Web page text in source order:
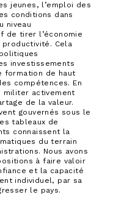
jeunes, l’emploi des
conditions dans
niveau
de tirer l’économie
Cela
investissements
formation de haut
compétences. En
militer activement
de la valeur.
gouvernés sous le
tableaux de
connaissent la
du terrain
Nous avons
à faire valoir
et la capacité
individuel, par sa
le pays.